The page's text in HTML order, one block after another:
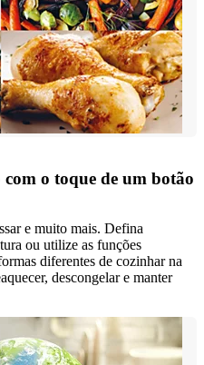
o toque de um botão
e muito mais. Defina
ou utilize as funções
diferentes de cozinhar na
descongelar e manter